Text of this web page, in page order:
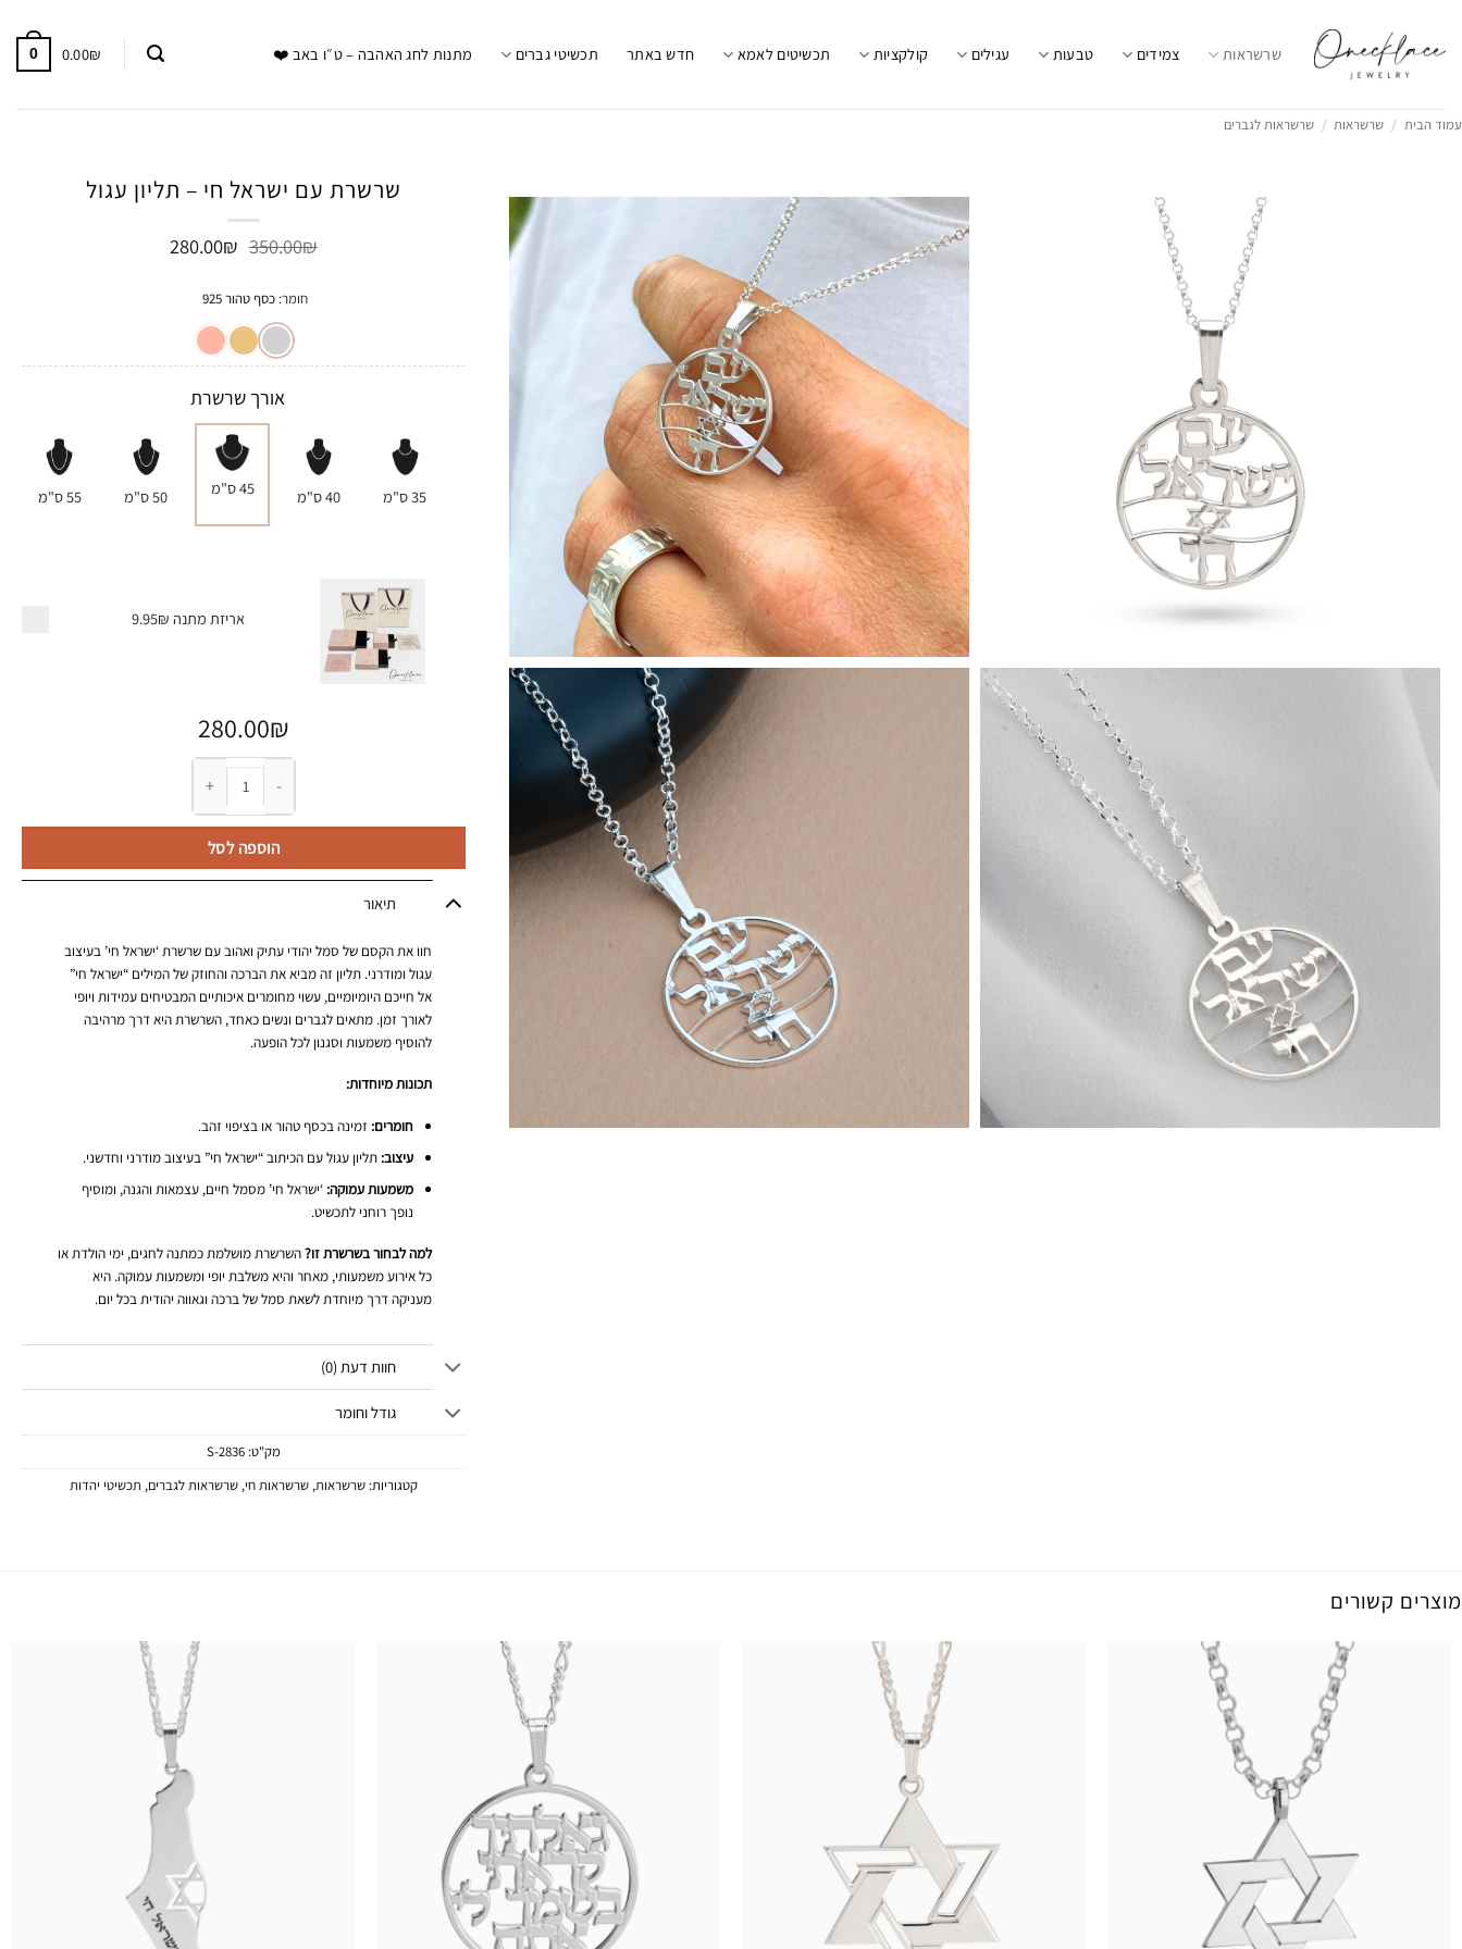
content
שרשראות צמידים טבעות עגילים קולקציות תכשיטים לאמא חדש באתר תכשיטי גברים מתנות לחג האהבה – ט״ו באב ❤️ 0.00₪
0
עמוד הבית / שרשראות / שרשראות לגברים
שרשרת עם ישראל חי – תליון עגול
350.00₪ המחיר
350.00₪.
280.00₪ המחיר
חומר:כסף טהור 925
אורך שרשרת
35 ס"מ 40 ס"מ 45 ס"מ 50 ס"מ 55 ס"מ
אריזת מתנה 9.95₪
280.00₪
כמות של שרשרת עם ישראל חי - תליון עגול
הוספה לסל
תיאור
חוו את הקסם של סמל יהודי עתיק ואהוב עם שרשרת ‘ישראל חי’ בעיצוב
עגול ומודרני. תליון זה מביא את הברכה והחוזק של המילים “ישראל חי”
אל חייכם היומיומיים, עשוי מחומרים איכותיים המבטיחים עמידות ויופי
לאורך זמן. מתאים לגברים ונשים כאחד, השרשרת היא דרך מרהיבה
להוסיף משמעות וסגנון לכל הופעה.
תכונות מיוחדות:
חומרים: זמינה בכסף טהור או בציפוי זהב.
עיצוב: תליון עגול עם הכיתוב “ישראל חי” בעיצוב מודרני וחדשני.
משמעות עמוקה: ‘ישראל חי’ מסמל חיים, עצמאות והגנה, ומוסיף
נופך רוחני לתכשיט.
למה לבחור בשרשרת זו?השרשרת מושלמת כמתנה לחגים, ימי הולדת או
כל אירוע משמעותי, מאחר והיא משלבת יופי ומשמעות עמוקה. היא
מעניקה דרך מיוחדת לשאת סמל של ברכה וגאווה יהודית בכל יום.
חוות דעת (0)
גודל וחומר
מק"ט: 2836-S
קטגוריות: שרשראות, שרשראות חי, שרשראות לגברים, תכשיטי יהדות
מוצרים קשורים